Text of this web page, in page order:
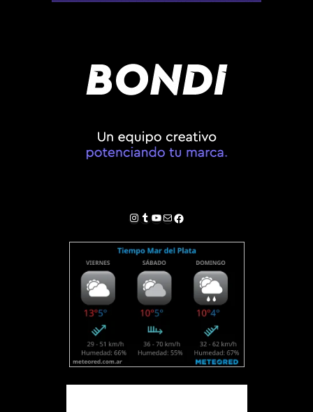
Instagram
Tumblr
YouTube
Correo electrónico
Facebook